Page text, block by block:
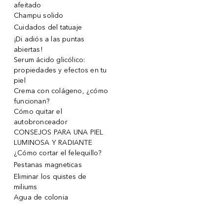
afeitado
Champu solido
Cuidados del tatuaje
¡Di adiós a las puntas
abiertas!
Serum ácido glicólico:
propiedades y efectos en tu
piel
Crema con colágeno, ¿cómo
funcionan?
Cómo quitar el
autobronceador
CONSEJOS PARA UNA PIEL
LUMINOSA Y RADIANTE
¿Cómo cortar el felequillo?
Pestanas magneticas
Eliminar los quistes de
miliums
Agua de colonia